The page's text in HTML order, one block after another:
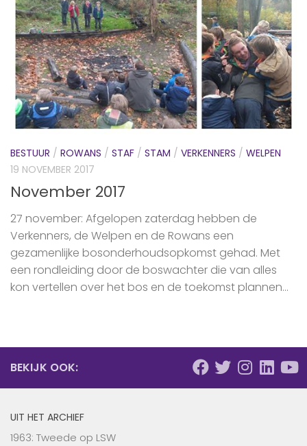
BESTUUR / ROWANS / STAF / STAM / VERKENNERS / WELPEN
19 NOVEMBER 2017
November 2017
27 november: Afgelopen zaterdag hebben de
Verkenners, de Welpen en de Rowans een
gezamenlijke bosonderhoudsopkomst gehad. Met
een rondleiding door de boswachter die van alles
kon vertellen over het bos en de toekomst plannen...
BEKIJK OOK:
UIT HET ARCHIEF
1963: Tweede op LSW